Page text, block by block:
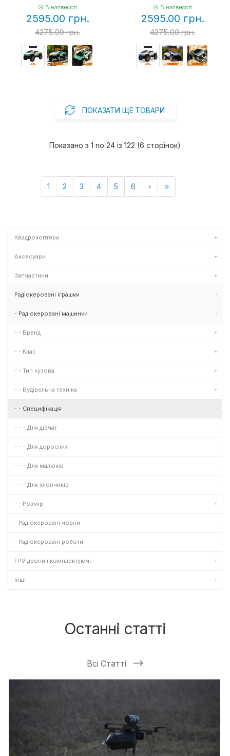
Квадрокоптери +
Аксесуари +
Запчастини +
Радіокеровані іграшки -
- Радіокеровані машинки -
- - Бренд +
- - Клас +
- - Тип кузова +
- - Будівельна техніка +
- - Специфікація -
- - - Для дівчат
- - - Для дорослих
- - - Для малюків
- - - Для хлопчиків
- - Розмір +
- Радіокеровані човни
- Радіокеровані роботи
FPV дрони і комплектуючі +
Інші +
В наявності
2595.00 грн.
4275.00 грн.
В наявності
2595.00 грн.
4275.00 грн.
ПОКАЗАТИ ЩЕ ТОВАРИ
Показано з 1 по 24 із 122 (6 сторінок)
1 2 3 4 5 6
Останні статті
Всі Статті